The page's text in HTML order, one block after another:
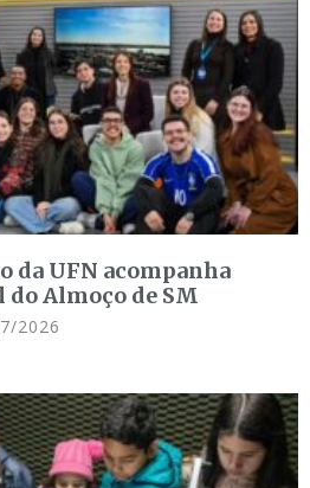
da UFN acompanha
do Almoço de SM
2026